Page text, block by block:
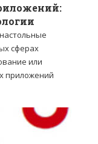
сферах
или
приложений